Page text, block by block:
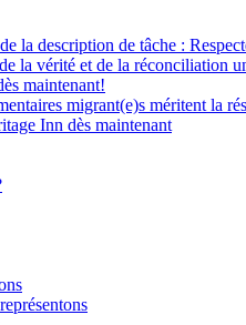
la description de tâche :
la vérité et de la réconciliation
maintenant!
migrant(e)s méritent la
Inn dès maintenant